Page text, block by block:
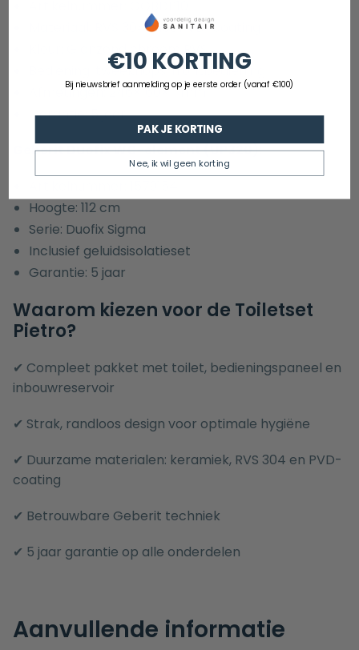
Materiaal: RVS 304 met PVD-coating
Kleur: Glanzend chroom RVS
Bediening: tweeknops, frontbediening
Afmetingen: 246×160×11 mm
Garantie: 5 jaar
Geberit Duofix WC-element (UP320):
Hoogte: 112 cm
Serie: Duofix Sigma
Inclusief geluidsisolatieset
Garantie: 5 jaar
Waarom kiezen voor de Toiletset
Pietro?
✔ Compleet pakket met toilet, bedieningspaneel en
inbouwreservoir
✔ Strak, randloos design voor optimale hygiëne
✔ Duurzame materialen: keramiek, RVS 304 en PVD-
coating
✔ Betrouwbare Geberit techniek
✔ 5 jaar garantie op alle onderdelen
Aanvullende informatie
€10 KORTING
Bij nieuwsbrief aanmelding op je eerste order (vanaf €100)
PAK JE KORTING
Nee, ik wil geen korting